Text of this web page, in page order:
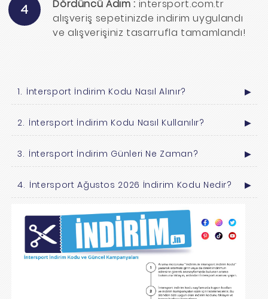
4 Dördüncü Adım : intersport.com.tr
alışveriş sepetinizde indirim uygulandı
ve alışverişiniz tasarrufla tamamlandı!
İntersport İndirim Kodu Nasıl Alınır? ▶
İntersport İndirim Kodu Nasıl Kullanılır? ▶
İntersport İndirim Günleri Ne Zaman? ▶
İntersport Ağustos 2026 İndirim Kodu Nedir? ▶